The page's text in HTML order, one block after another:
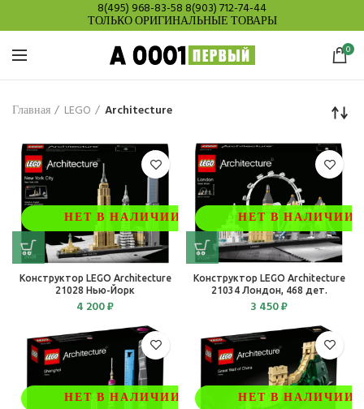
8(495) 968-83-58 8(903) 712-74-44
ТОЛЬКО ОРИГИНАЛЬНЫЕ ТОВАРЫ
0
Главная LEGO Architecture
НЕТ В НАЛИЧИИ
Конструктор LEGO Architecture
21028 Нью-Йорк
4 200₽
НЕТ В НАЛИЧИИ
Конструктор LEGO Architecture
21034 Лондон, 468 дет.
3 450₽
НЕТ В НАЛИЧИИ НЕТ В НАЛИЧИИ